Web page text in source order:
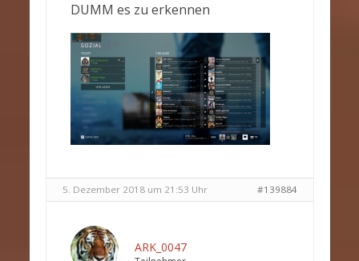
DUMM es zu erkennen
5. Dezember 2018 um 21:53 Uhr #139884
ARK_0047